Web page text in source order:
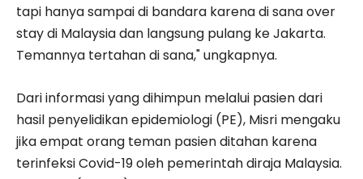
tapi hanya sampai di bandara karena di sana over
stay di Malaysia dan langsung pulang ke Jakarta.
Temannya tertahan di sana," ungkapnya.
Dari informasi yang dihimpun melalui pasien dari
hasil penyelidikan epidemiologi (PE), Misri mengaku
jika empat orang teman pasien ditahan karena
terinfeksi Covid-19 oleh pemerintah diraja Malaysia.